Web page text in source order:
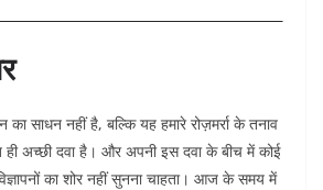
का साधन नहीं है, बल्कि यह हमारे रोज़मर्रा के तनाव
अच्छी दवा है। और अपनी इस दवा के बीच में कोई
का शोर नहीं सुनना चाहता। आज के समय में